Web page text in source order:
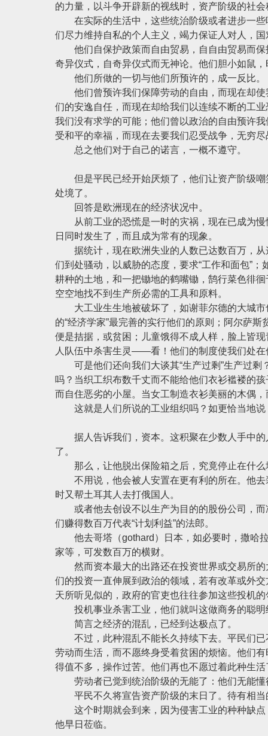
的力量，以斗争开辟新的视线时，资产阶级的社
在实际的生活中，这些统治阶级或者进步一些
们尽力维持自私的个人主义，竭力保证人对人，
他们自保护政策而自由贸易，自自由贸易而保
奇异仪式，自奇异仪式而无神论。他们胆小如鼠
他们所做的一切与他们所预许的，成一反比。
他们曾预许我们保障劳动的自由，而现在却使
们的安逸自任，而现在却给我们以连续不断的工
我们没有求学的可能；他们曾以政治的自由预许
受和平的幸福，而现在去要我们忍受战争，无穷尽
总之他们对于自己的诺言，一概不遵守。
但是平民已经开始厌烦了，他们让资产阶级嘲
处境了。
回答是欧洲现在的经济状况中。
从前工业的恐慌是一时的灾祸，现在已成为慢
日同时发生了，而且成为常有的现象。
据统计，现在欧洲失业的人数已达数百万，从
们到处骚动，以威胁的态度，要求“工作和面包”
耕种的土地，和一把锄地的鹤嘴锄，鹄行菜色徘
空空地找不到生产所必需的工具和原料。
大工业生生地被破坏了，如谢菲尔德的大城市
的“经济学家”最完善的实行他们的原则；阿尔萨
便是拮据，或贫困；儿童饿得不成人样，脸上皆
人队伍中杀害生灵——看！他们的制度使我们处在
可是他们还向我们大谈其“生产过剩”生产过剩
吗？当织工织布数千丈而不能给他们衣衫褴褛的
而自住恶劣的小屋。当女工制造衣衫美丽的木偶
这就是人们所说的工业组织吗？如更恰当地说
据人告诉我们，资本。这积聚在少数人手中的
了。
那么，让他脱出保险箱之后，究竟停止在什么
不用说，他会被人安置在更有利的所在。他去
时又帮土耳其人去打俄国人。
或者他去创设不以生产为目的的股份公司，而
们赚得数百万代表“计划利益”的法郎。
他去哥塔（gothard）日本，如必要时，撒哈拉
家等，可发数百万的横财。
然而资本最大的出路还在投资世界或交易所的
们的投资一直伸展到政治的领域，若有改革或外
天所听见似的，政府的官吏也往往参加这些投机的
投机事业杀害工业，他们就叫这做商务的聪
简言之经济的混乱，已经到达极点了。
不过，此种混乱不能长久持续下去。平民们已
劳动而生活，而不愿终身受着贫困的烦恼。他们
得值不多，操作过苦。他们再也不愿过着此种生活
劳动者已觉到统治阶级的无能了：他们无能懂
平民不久将宣告资产阶级的末日了。待有相当
这个时期就会到来，因为侵害工业的种种缺点
他早日莅临。